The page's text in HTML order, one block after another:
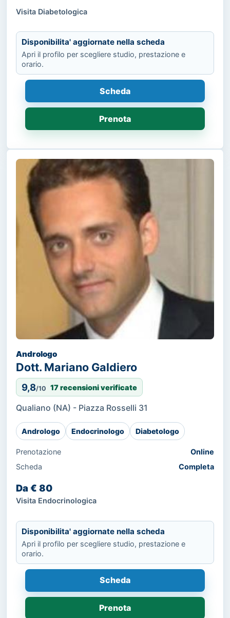
Visita Diabetologica
Disponibilita' aggiornate nella scheda
Apri il profilo per scegliere studio, prestazione e
orario.
Scheda
Prenota
Andrologo
Dott. Mariano Galdiero
9,8/10 17 recensioni verificate
Qualiano (NA) - Piazza Rosselli 31
Andrologo Endocrinologo Diabetologo
Prenotazione
Online
Scheda
Completa
Da € 80
Visita Endocrinologica
Disponibilita' aggiornate nella scheda
Apri il profilo per scegliere studio, prestazione e
orario.
Scheda
Prenota